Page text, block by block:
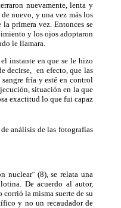
nuevamente, lenta y
nuevo, y una vez más los
primera vez. Entonces se
y los ojos adoptaron
le llamara.
instante en que se le hizo
decirse, en efecto, que las
fría y esté en control
situación en la que
exactitud lo que fui capaz
análisis de las fotografías
nuclear¨(8), se relata una
De acuerdo al autor,
la misma suerte de su
y no un recaudador de